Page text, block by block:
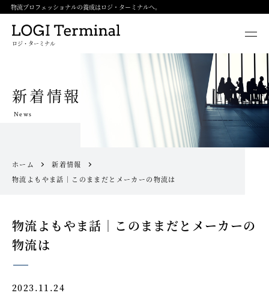
物流プロフェッショナルの養成はロジ・ターミナルへ。
ロジ・ターミナル
新着情報
News
ホーム
新着情報
物流よもやま話｜このままだとメーカーの物流は
物流よもやま話｜このままだとメーカーの
物流は
2023.11.24